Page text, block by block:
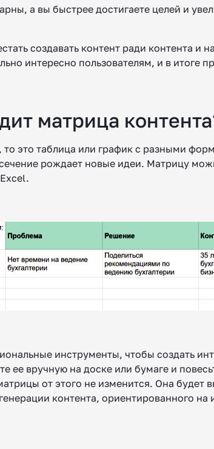
а вы быстрее достигаете целей и
создавать контент ради контента и
интересно пользователям, и в итоге
матрица
то это таблица или график с разными
рождает новые идеи. Матрицу
инструменты, чтобы создать
ее вручную на доске или бумаге и
от этого не изменится. Она будет
контента, ориентированного